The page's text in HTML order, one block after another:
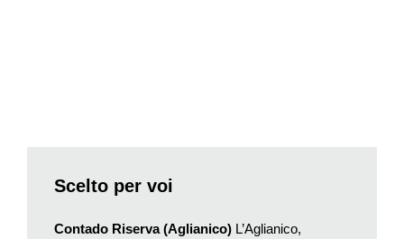
medica molti riferimenti magici/religiosi. Per Ippocrate non
tipologie (dolci, mielati, bianchi, rossi), ognuna delle quali
Scelto per voi
Contado Riserva (Aglianico) L’Aglianico,